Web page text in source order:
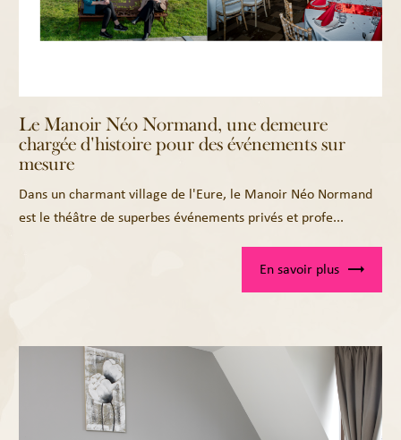
Le Manoir Néo Normand, une demeure
chargée d'histoire pour des événements sur
mesure
Dans un charmant village de l'Eure, le Manoir Néo Normand
est le théâtre de superbes événements privés et profe...
En savoir plus